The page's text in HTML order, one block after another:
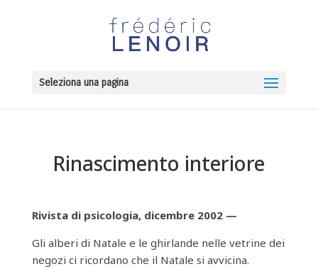
Seleziona una pagina
Rinascimento interiore
Rivista di psicologia, dicembre 2002 —
Gli alberi di Natale e le ghirlande nelle vetrine dei
negozi ci ricordano che il Natale si avvicina.